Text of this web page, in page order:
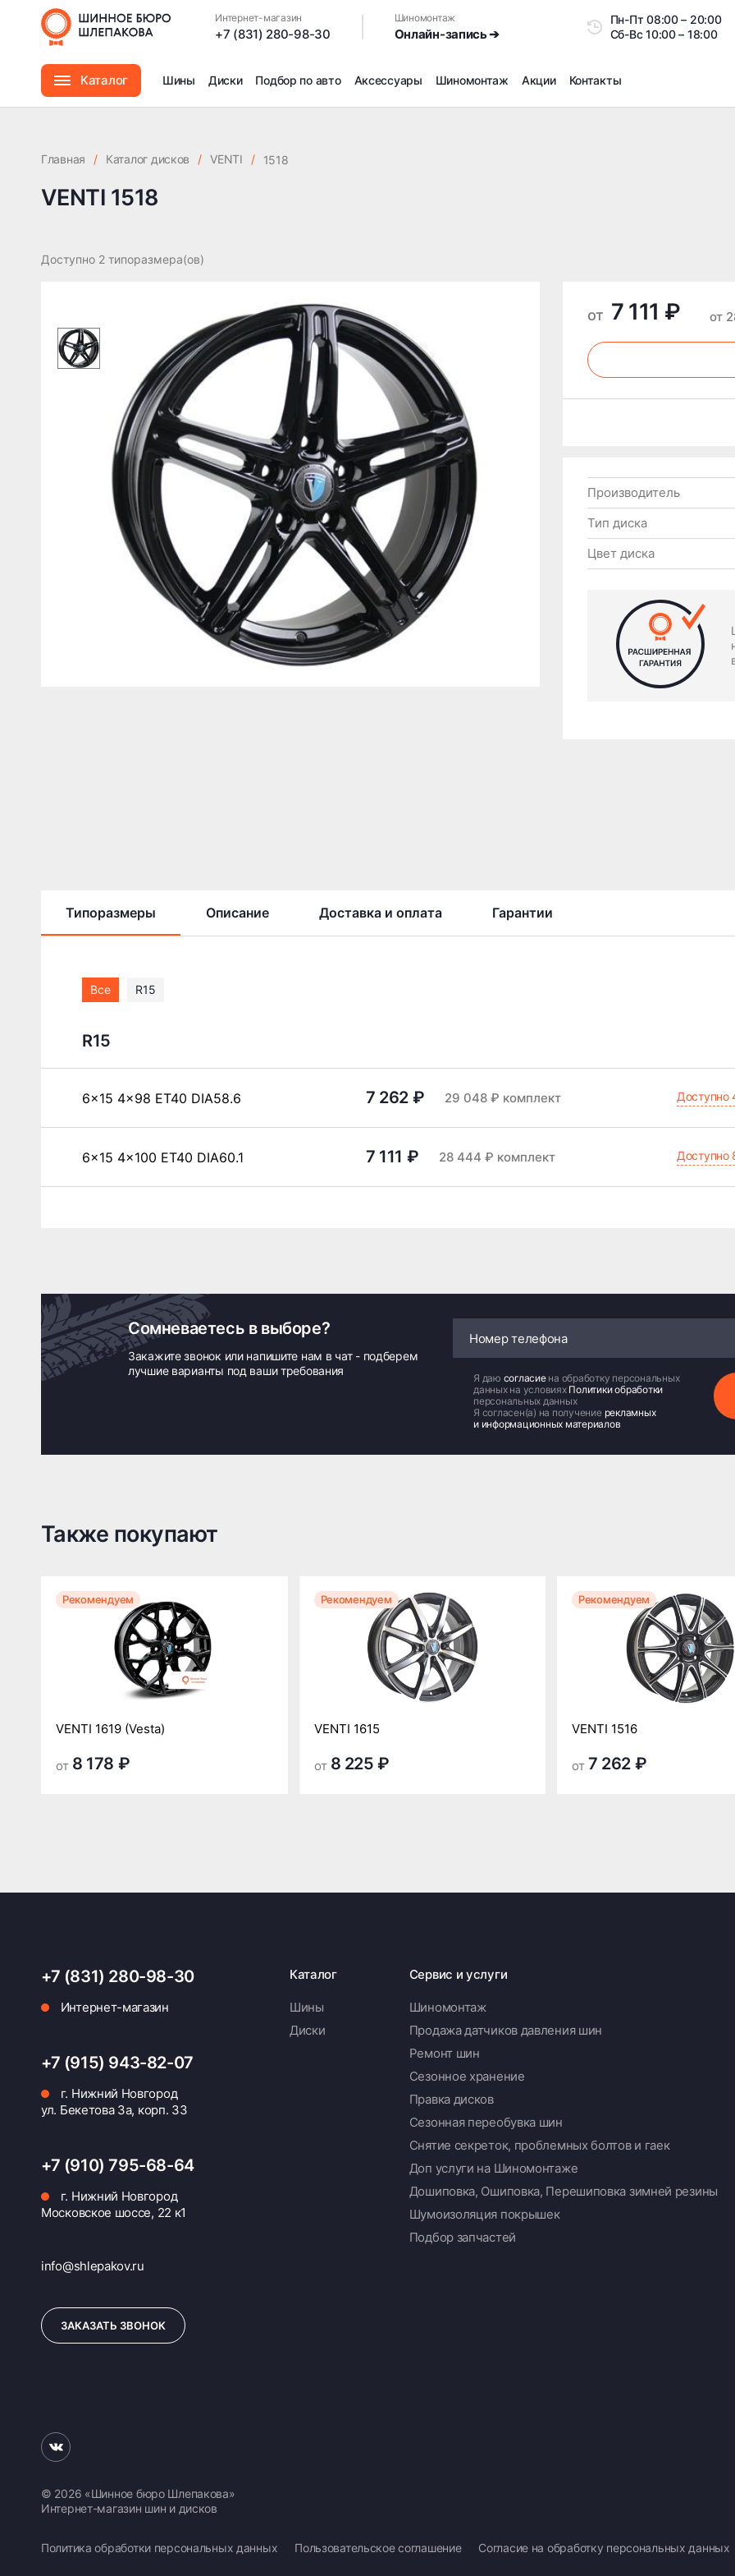
Интернет-магазин
+7 (831) 280-98-30
Шиномонтаж
Онлайн-запись ➔
Пн-Пт08:00 –
Сб-Вс10:00 – 18:00
Каталог
Аксессуары
Шины Диски Подбор по авто Аксессуары Шиномонтаж
Дошиповка, Ошиповка, Перешиповка зимней резины
Шумоизоляция покрышек
Подбор запчастей
Акции Контакты
Главная / Каталог дисков / VENTI / 1518
VENTI 1518
Доступно 2 типоразмера(ов)
от 7 111 ₽ от
Производитель
Тип диска
Цвет диска
Типоразмеры Описание Доставка и оплата Гарантии
Все R15
R15
6x15 4x98 ET40 DIA58.6 7 262 ₽ 29 048 ₽ комплект Доступно
6x15 4x100 ET40 DIA60.1 7 111 ₽ 28 444 ₽ комплект Доступно
Сомневаетесь в выборе?
Закажите звонок или напишите нам в чат - подберем
лучшие варианты под ваши требования
Я даю согласие на обработку персональных
данных на условиях Политики обработки
персональных данных
Я согласен(а) на получение рекламных
и информационных материалов
Также покупают
Рекомендуем
VENTI 1619 (Vesta)
от 8 178 ₽
Рекомендуем
VENTI 1615
от 8 225 ₽
Рекомендуем
VENTI 1516
от 7 262 ₽
+7 (831) 280-98-30
Интернет-магазин
+7 (915) 943-82-07
г. Нижний Новгород
ул. Бекетова 3а, корп. 33
+7 (910) 795-68-64
г. Нижний Новгород
Московское шоссе, 22 к1
info@shlepakov.ru
ЗАКАЗАТЬ ЗВОНОК
Каталог
Шины
Диски
Сервис и услуги
Шиномонтаж
Продажа датчиков давления шин
Ремонт шин
Сезонное хранение
Правка дисков
Сезонная переобувка шин
Снятие секреток, проблемных болтов и гаек
Доп услуги на Шиномонтаже
Дошиповка, Ошиповка, Перешиповка зимней резины
Шумоизоляция покрышек
Подбор запчастей
© 2026 «Шинное бюро Шлепакова»
Интернет-магазин шин и дисков
Политика обработки персональных данных Пользовательское соглашение Согласие на обработку персональных данных